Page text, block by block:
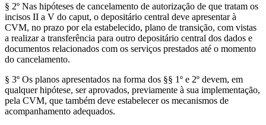
§ 2º Nas hipóteses de cancelamento de autorização de que tratam os
incisos II a V do caput, o depositário central deve apresentar à
CVM, no prazo por ela estabelecido, plano de transição, com vistas
a realizar a transferência para outro depositário central dos dados e
documentos relacionados com os serviços prestados até o momento
do cancelamento.
§ 3º Os planos apresentados na forma dos §§ 1º e 2º devem, em
qualquer hipótese, ser aprovados, previamente à sua implementação,
pela CVM, que também deve estabelecer os mecanismos de
acompanhamento adequados.